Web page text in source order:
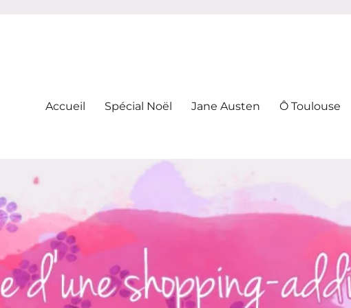
Accueil Spécial Noël Jane Austen Ô Toulouse